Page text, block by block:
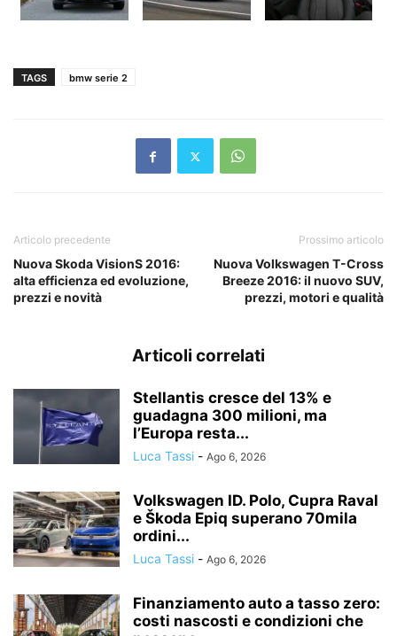
TAGS bmw serie 2
Articolo precedente
Nuova Skoda VisionS 2016:
alta efficienza ed evoluzione,
prezzi e novità
Prossimo articolo
Nuova Volkswagen T-Cross
Breeze 2016: il nuovo SUV,
prezzi, motori e qualità
Articoli correlati
Stellantis cresce del 13% e
guadagna 300 milioni, ma
l’Europa resta...
Luca Tassi - Ago 6, 2026
Volkswagen ID. Polo, Cupra Raval
e Škoda Epiq superano 70mila
ordini...
Luca Tassi - Ago 6, 2026
Finanziamento auto a tasso zero:
costi nascosti e condizioni che